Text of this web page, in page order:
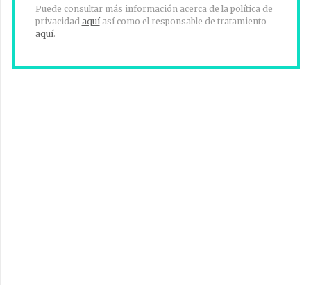
Puede consultar más información acerca de la política de
privacidad aquíasí como el responsable de tratamiento
aquí.